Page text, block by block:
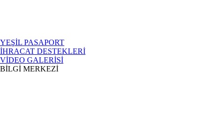
YEŞİL PASAPORT
İHRACAT DESTEKLERİ
VİDEO GALERİSİ
BİLGİ MERKEZİ